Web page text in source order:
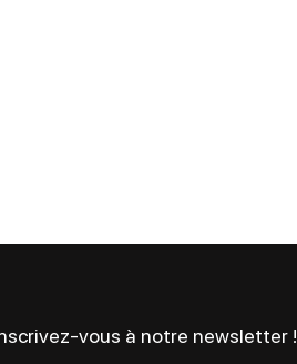
vous à notre newsletter !